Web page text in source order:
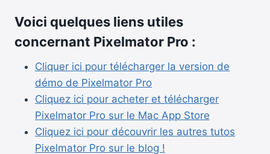
Voici quelques liens utiles
concernant Pixelmator Pro :
Cliquer ici pour télécharger la version de
démo de Pixelmator Pro
Cliquez ici pour acheter et télécharger
Pixelmator Pro sur le Mac App Store
Cliquez ici pour découvrir les autres tutos
Pixelmator Pro sur le blog !